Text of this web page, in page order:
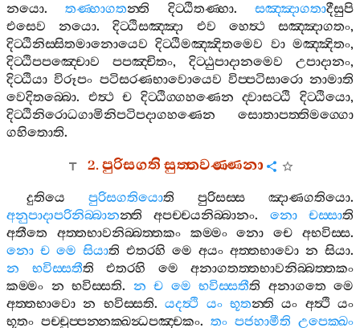
නයො.තණ‍්හාගතන‍්ති දිට‍්ඨිතණ‍්හා.සඤ‍්ඤාගතාදීසුපි
එසෙව
නයො.දිට‍්ඨිසඤ‍්ඤා එව හෙත්‍ථ සඤ‍්ඤාගතං,
දිට‍්ඨිනිස‍්සිතමානොයෙව දිට‍්ඨිමඤ‍්ඤිතමෙව වා මඤ‍්ඤිතං,
දිට‍්ඨිපපඤ‍්චොව
පපඤ‍්චිතං, දිට‍්ඨුපාදානමෙව උපාදානං,
දිට‍්ඨියා විරූපං පටිසරණභාවොයෙව විප‍්පටිසාරො නාමාති
වෙදිතබ‍්බො. එත්‍ථ ච දිට‍්ඨිග‍්ගහණෙන ද‍්වාසට‍්ඨි දිට‍්ඨියො,
දිට‍්ඨිනිරොධගාමිනිපටිපදාගහණෙන
සොතාපත‍්තිමග‍්ගො
ගහිතොති.
2.පුරිසගතිසුත‍්තවණ‍්ණනා
දුතියෙ පුරිසගතියොති පුරිසස‍්ස ඤාණගතියො.
අනුපාදාපරිනිබ‍්බානන‍්ති අපච‍්චයනිබ‍්බානං. නො චස‍්සාති
අතීතෙ
අත‍්තභාවනිබ‍්බත‍්තකං කම‍්මං නො චෙ අභවිස‍්ස.
නො ච මෙ සියාති එතරහි මෙ අයං අත‍්තභාවො න සියා.
න
භවිස‍්සතීති එතරහි මෙ
අනාගතත‍්තභාවනිබ‍්බත‍්තකං
කම‍්මං න භවිස‍්සති. න ච මෙ භවිස‍්සතීති අනාගතෙ මෙ
අත‍්තභාවො න භවිස‍්සති.යදත්‍ථි යං භූතන‍්ති යං අත්‍ථි යං
භූතං පච‍්චුප‍්පන‍්නක‍්ඛන්‍ධපඤ‍්චකං. තං පජහාමීති උපෙක‍්ඛං